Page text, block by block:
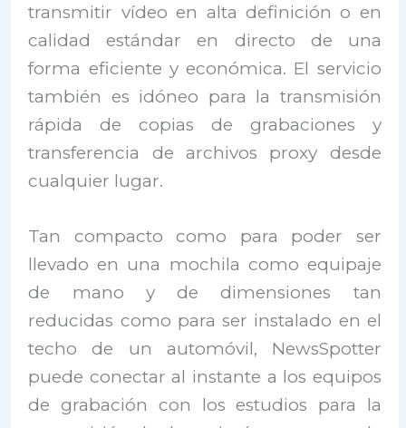
transmitir vídeo en alta definición o en
calidad estándar en directo de una
forma eficiente y económica. El servicio
también es idóneo para la transmisión
rápida de copias de grabaciones y
transferencia de archivos proxy desde
cualquier lugar.
Tan compacto como para poder ser
llevado en una mochila como equipaje
de mano y de dimensiones tan
reducidas como para ser instalado en el
techo de un automóvil, NewsSpotter
puede conectar al instante a los equipos
de grabación con los estudios para la